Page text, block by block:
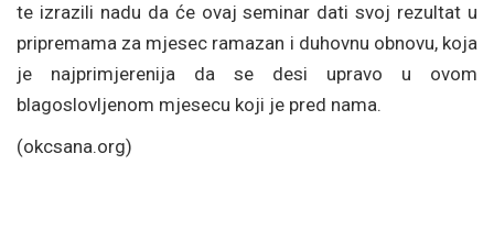
te izrazili nadu da će ovaj seminar dati svoj rezultat u
pripremama za mjesec ramazan i duhovnu obnovu, koja
je najprimjerenija da se desi upravo u ovom
blagoslovljenom mjesecu koji je pred nama.
(okcsana.org)